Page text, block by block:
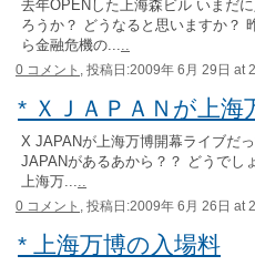
去年OPENした上海森ビル いまだ
ろうか？ どうなると思いますか？
ら金融危機の...
0 コメント, 投稿日:2009年 6月 29日 at
* ＸＪＡＰＡＮが上海
X JAPANが上海万博開幕ライブだ
JAPANがあるあから？？ どうで
上海万...
0 コメント, 投稿日:2009年 6月 26日 at
* 上海万博の入場料